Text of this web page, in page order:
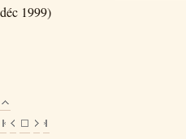
déc 1999)